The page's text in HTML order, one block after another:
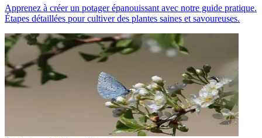
Apprenez à créer un potager épanouissant avec notre guide pratique.
Étapes détaillées pour cultiver des plantes saines et savoureuses.